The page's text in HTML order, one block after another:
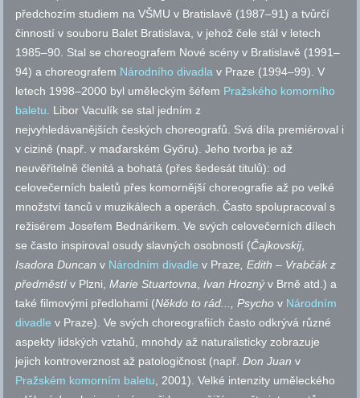
předchozím studiem na VŠMU v Bratislavě (1987–91) a tvůrčí
činností v souboru Balet Bratislava, v jehož čele stál v letech
1985–90. Stal se choreografem Nové scény v Bratislavě (1991–
94) a choreografem Národního divadla v Praze (1994–99). V
letech 1998–2000 byl uměleckým šéfem Pražského komorního
baletu. Libor Vaculík se stal jedním z
nejvyhledávanějších českých choreografů. Svá díla premiéroval i
v cizině (např. v maďarském Győru). Jeho tvorba je až
neuvěřitelně členitá a bohatá (přes šedesát titulů): od
celovečerních baletů přes komornější choreografie až po velké
množství tanců v muzikálech a operách. Často spolupracoval s
režisérem Josefem Bednárikem. Ve svých celovečerních dílech
se často inspiroval osudy slavných osobností (Čajkovskij,
Isadora Duncan v Národním divadle v Praze, Edith – Vrabčák z
předměstív Plzni,Marie Stuartovna,Ivan Hroznýv Brněatd.) a
také filmovými předlohami (Někdo to rád..., Psycho v Národním
divadle v Praze). Ve svých choreografiích často odkrývá různé
aspekty lidských vztahů, mnohdy až naturalisticky zobrazuje
jejich kontroverznost až patologičnost (např. Don Juan v
Pražském komorním baletu, 2001). Velké intenzity uměleckého